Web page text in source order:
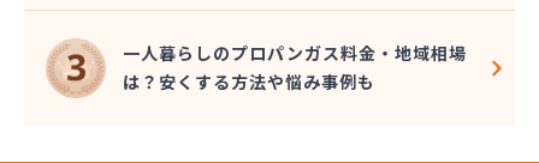
一人暮らしのプロパンガス料金・地域相場
は？安くする方法や悩み事例も